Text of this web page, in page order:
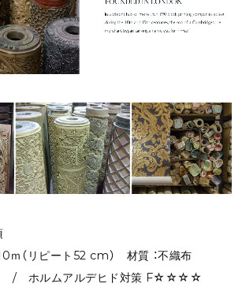
ｍ（リピート52 cm） 材質 ：不織布
ホルムアルデヒド対策 F☆☆☆☆